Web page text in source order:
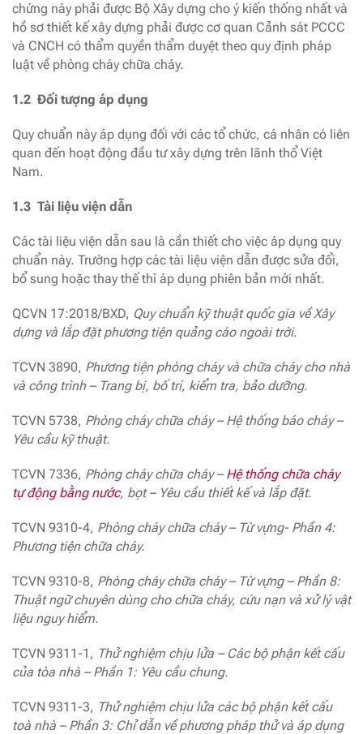
chứng này phải được Bộ Xây dựng cho ý kiến thống nhất và
hồ sơ thiết kế xây dựng phải được cơ quan Cảnh sát PCCC
và CNCH có thẩm quyền thẩm duyệt theo quy định pháp
luật về phòng cháy chữa cháy.
1.2 Đối tượng áp dụng
Quy chuẩn này áp dụng đối với các tổ chức, cá nhân có liên
quan đến hoạt động đầu tư xây dựng trên lãnh thổ Việt
Nam.
1.3 Tài liệu viện dẫn
Các tài liệu viện dẫn sau là cần thiết cho việc áp dụng quy
chuẩn này. Trường hợp các tài liệu viện dẫn được sửa đổi,
bổ sung hoặc thay thế thì áp dụng phiên bản mới nhất.
QCVN 17:2018/BXD, Quy chuẩn kỹ thuật quốc gia về Xây
dựng và lắp đặt phương tiện quảng cáo ngoài trời.
TCVN 3890, Phương tiện phòng cháy và chữa cháy cho nhà
và công trình – Trang bị, bố trí, kiểm tra, bảo dưỡng.
TCVN 5738, Phòng cháy chữa cháy – Hệ thống báo cháy –
Yêu cầu kỹ thuật.
TCVN 7336, Phòng cháy chữa cháy – Hệ thống chữa cháy
tự động bằng nước, bọt – Yêu cầu thiết kế và lắp đặt.
TCVN 9310-4, Phòng cháy chữa cháy – Từ vựng- Phần 4:
Phương tiện chữa cháy.
TCVN 9310-8, Phòng cháy chữa cháy – Từ vựng – Phần 8:
Thuật ngữ chuyên dùng cho chữa cháy, cứu nạn và xử lý vật
liệu nguy hiểm.
TCVN 9311-1, Thử nghiệm chịu lửa – Các bộ phận kết cấu
của tòa nhà – Phần 1: Yêu cầu chung.
TCVN 9311-3, Thử nghiệm chịu lửa các bộ phận kết cấu
toà nhà – Phần 3: Chỉ dẫn về phương pháp thử và áp dụng